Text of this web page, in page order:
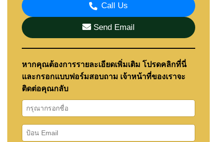
Call Us
Send Email
หากคุณต้องการรายละเอียดเพิ่มเติม โปรดคลิกที่นี่
และกรอกแบบฟอร์มสอบถาม เจ้าหน้าที่ของเราจะ
ติดต่อคุณกลับ